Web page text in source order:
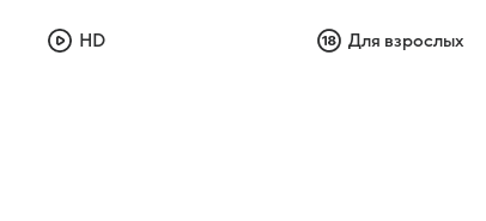
HD Для взрослых